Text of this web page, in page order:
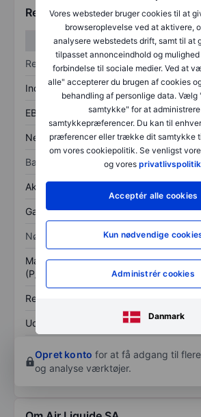
Vores websteder bruger cookies til at
browseroplevelse ved at aktivere,
analysere webstedets drift, samt til at
tilpasset annonceindhold og
forbindelse til sociale medier. Ved at
alle" accepterer du brugen af cookies
behandling af personlige data. Vælg
samtykke" for at
samtykkepræferencer. Du kan til
præferencer eller trække dit samtykke
om vores cookiepolitik. Se venligst
og vores
Acceptér alle cookies
Kun nødvendige
Administrér cookies
Danmark
Regnskabstal
1.
Resultatopgørelse
Indtægter
EBITDA
Nettoresultat
Balance
Aktiver i alt
Gæld
Nøgletal
Markedsværdi/omsætning
(P/S)
Resultat pr. aktie (EPS)
Udbytte pr. aktie XXXXXXX
Opret konto for at få adgang til
og analyse værktøjer.